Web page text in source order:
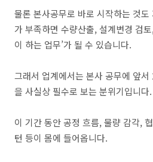
물론 본사공무로 바로 시작하는 것
가 부족하면 수량산출, 설계변경 검
이 하는 업무’가 될 수 있습니다.
그래서 업계에서는 본사 공무에 앞
을 사실상 필수로 보는 분위기입니다.
이 기간 동안 공정 흐름, 물량 감각,
턴 등이 몸에 들어옵니다.